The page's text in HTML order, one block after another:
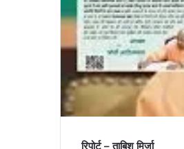
रिपोर्ट – ताबिश मिर्जा